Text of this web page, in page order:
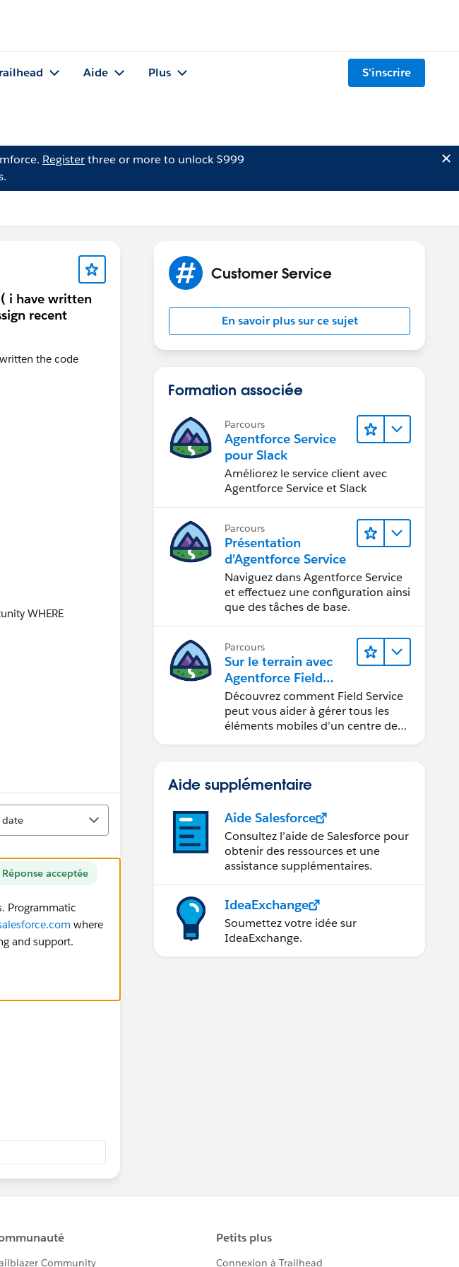
Aide Plus S'inscrire
Registerthree or more to unlock $999
i have written
recent
the code
WHERE
date
Réponse acceptée
Programmatic
where
and support.
Customer Service
En savoir plus sur ce sujet
Formation associée
Parcours
Agentforce Service
pour Slack
Améliorez le service client avec
Agentforce Service et Slack
Parcours
Présentation
d’Agentforce Service
Naviguez dans Agentforce Service
et effectuez une configuration ainsi
que des tâches de base.
Parcours
Sur le terrain avec
Agentforce Field
Service
Découvrez comment Field Service
peut vous aider à gérer tous les
éléments mobiles d’un centre de
Aide supplémentaire
Aide Salesforce
Consultez l’aide de Salesforce pour
obtenir des ressources et une
assistance supplémentaires.
IdeaExchange
Soumettez votre idée sur
IdeaExchange.